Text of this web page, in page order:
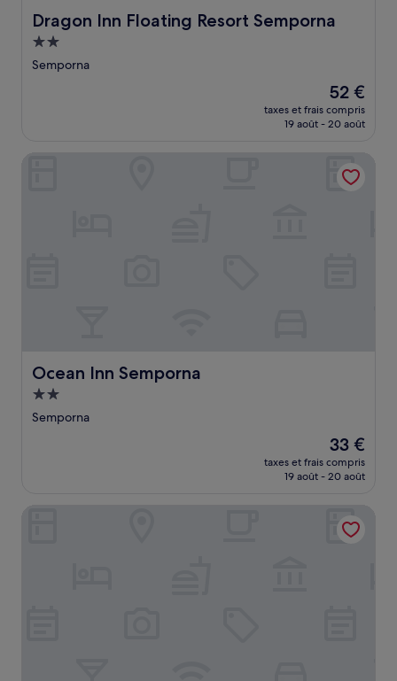
Dragon Inn Floating Resort Semporna
Dragon Inn Floating Resort Semporna
Hébergement
2.0 étoiles
Semporna
Le
nouveau
prix
de
52 €
52 €
taxes et frais compris
19 août - 20 août
Ocean Inn Semporna
Ocean Inn Semporna
Hébergement
2.0 étoiles
Semporna
Le
nouveau
prix
de
33 €
33 €
taxes et frais compris
19 août - 20 août